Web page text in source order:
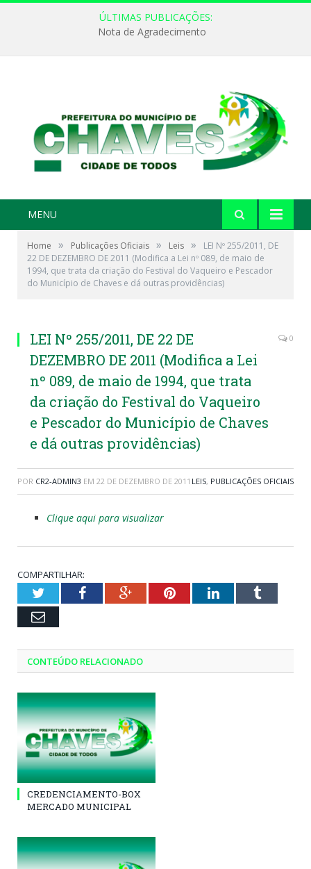
ÚLTIMAS PUBLICAÇÕES:
Nota de Agradecimento
MENU
Home » Publicações Oficiais » Leis »
LEI Nº 255/2011, DE
22 DE DEZEMBRO DE 2011 (Modifica a Lei nº 089, de maio de
1994, que trata da criação do Festival do Vaqueiro e Pescador
do Município de Chaves e dá outras providências)
LEI Nº 255/2011, DE 22 DE
DEZEMBRO DE 2011 (Modifica a Lei
nº 089, de maio de 1994, que trata
da criação do Festival do Vaqueiro
e Pescador do Município de Chaves
e dá outras providências)
0
POR CR2-ADMIN3 EM 22 DE DEZEMBRO DE 2011 LEIS, PUBLICAÇÕES OFICIAIS
Clique aqui para visualizar
COMPARTILHAR:
TwitterFacebookGoogle+PinterestLinkedInTumblr
Email
CONTEÚDO RELACIONADO
CREDENCIAMENTO-BOX
MERCADO MUNICIPAL